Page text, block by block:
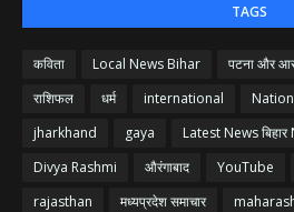
TAGS
कविता Local News Bihar पटना और
राशिफल
धर्म international
jharkhand
gaya Latest News बिहार
Divya Rashmi
औरंगाबाद YouTube
rajasthan
मध्यप्रदेश समाचार